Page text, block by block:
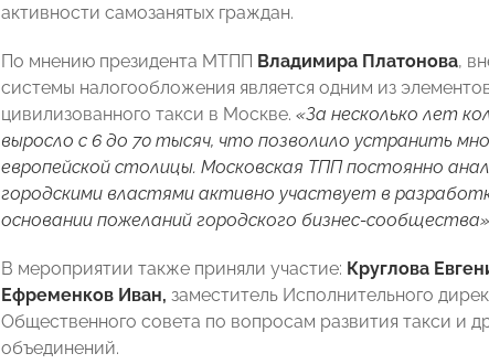
активности самозанятых граждан.
По мнению президента МТПП Владимира Платонова,
системы налогообложения является одним из
цивилизованного такси в Москве. «За несколько лет
выросло с 6 до 70 тысяч, что позволило устранить
европейской столицы. Московская ТПП постоянно
городскими властями активно участвует в
основании пожеланий городского бизнес-сообщества»
В мероприятии также приняли участие: Круглова
Ефременков Иван, заместитель Исполнительного
Общественного совета по вопросам развития такси и
объединений.